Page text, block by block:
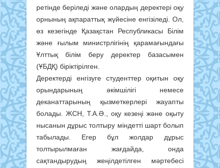
ретінде беріледі және олардың деректері оқу
орнының ақпараттық жүйесіне енгізіледі. Ол,
өз кезегінде Қазақстан Республикасы Білім
және ғылым министрлігінің қарамағындағы
Ұлттық білім беру деректер базасымен
(ҰБДҚ) біріктірілген.
Деректерді енгізуге студенттер оқитын оқу
орындарының әкімшілігі немесе
деканаттарының қызметкерлері жауапты
болады. ЖСН, Т.А.Ә., оқу кезеңі және оқыту
нысанын дұрыс толтыру міндетті шарт болып
табылады. Егер бұл жолдар дұрыс
толтырылмаған жағдайда, онда
сақтандырудың жеңілдетілген мәртебесі